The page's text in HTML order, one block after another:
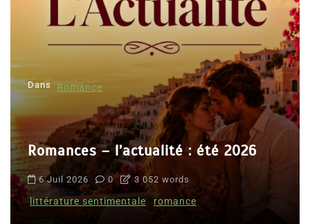
Dans Romance
Romances – l’actualité : été 2026
6 Juil 2026 0 3 052 words
littérature sentimentale romance